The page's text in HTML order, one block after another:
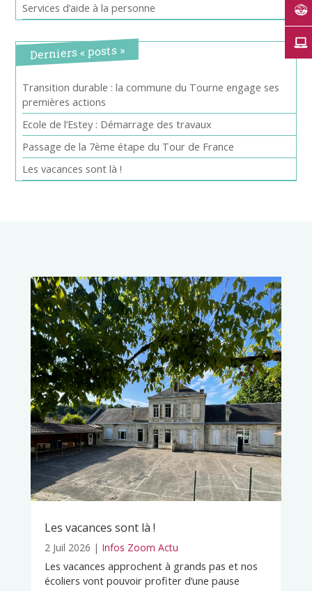
Services d’aide à la personne
Derniers « posts »
Transition durable : la commune du Tourne engage ses
premières actions
Ecole de l’Estey : Démarrage des travaux
Passage de la 7ème étape du Tour de France
Les vacances sont là !
Les vacances sont là !
2 Juil 2026 | Infos Zoom Actu
Les vacances approchent à grands pas et nos
écoliers vont pouvoir profiter d’une pause